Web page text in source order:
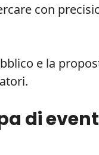
con
e la
di